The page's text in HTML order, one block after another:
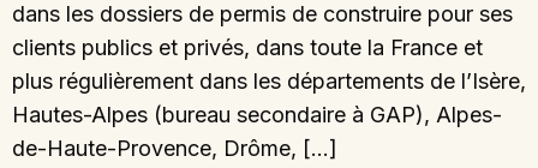
dans les dossiers de permis de construire pour ses
clients publics et privés, dans toute la France et
plus régulièrement dans les départements de l’Isère,
Hautes-Alpes (bureau secondaire à GAP), Alpes-
de-Haute-Provence, Drôme, […]